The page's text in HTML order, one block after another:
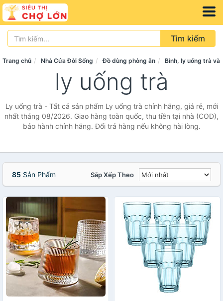
Tìm kiếm
Trang chủ Nhà Cửa Đời Sống Đồ dùng phòng ăn Bình, ly uống trà và
ly uống trà
Ly uống trà - Tất cả sản phẩm Ly uống trà chính hãng, giá rẻ, mới
nhất tháng 08/2026. Giao hàng toàn quốc, thu tiền tại nhà (COD),
bảo hành chính hãng. Đổi trả hàng nếu không hài lòng.
85 Sản Phẩm Sắp Xếp Theo